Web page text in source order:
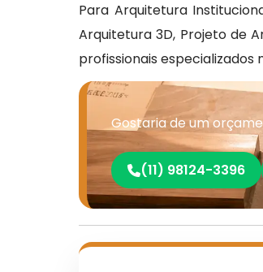
Para Arquitetura
Arquitetura 3D, Projeto de
profissionais
Gostaria de um
(11) 98124-3396